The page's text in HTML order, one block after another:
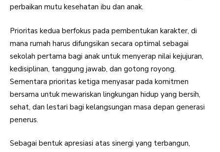
perbaikan mutu kesehatan ibu dan anak.
Prioritas kedua berfokus pada pembentukan karakter, di
mana rumah harus difungsikan secara optimal sebagai
sekolah pertama bagi anak untuk menyerap nilai kejujuran,
kedisiplinan, tanggung jawab, dan gotong royong.
Sementara prioritas ketiga menyasar pada komitmen
bersama untuk mewariskan lingkungan hidup yang bersih,
sehat, dan lestari bagi kelangsungan masa depan generasi
penerus.
Sebagai bentuk apresiasi atas sinergi yang terbangun,